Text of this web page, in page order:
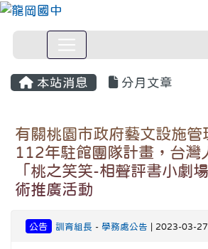
本站消息 分月文章
有關桃園市政府藝文設施管
112年駐館團隊計畫，台灣
「桃之笑笑-相聲評書小劇
術推廣活動
公告 訓育組長 - 學務處公告 | 2023-03-